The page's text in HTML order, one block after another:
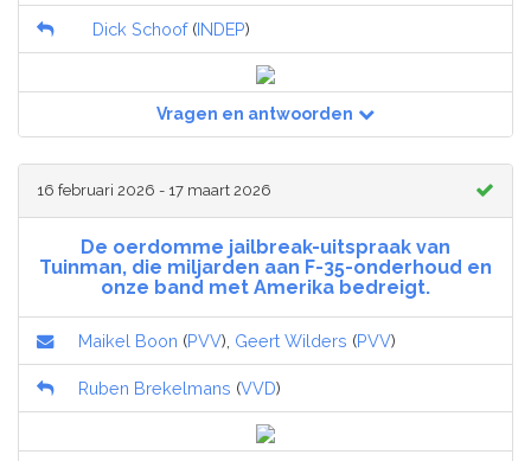
Dick Schoof(INDEP)
Vragen en antwoorden
16 februari 2026 - 17 maart 2026
De oerdomme jailbreak-uitspraak van
Tuinman, die miljarden aan F-35-onderhoud en
onze band met Amerika bedreigt.
Maikel Boon (PVV), Geert Wilders (PVV)
Ruben Brekelmans (VVD)